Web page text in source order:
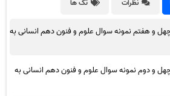
نظرات تگ ها
چهل و هفتم نمونه سوال علوم و فنون دهم انسانی به
چهل و دوم نمونه سوال علوم و فنون دهم انسانی به